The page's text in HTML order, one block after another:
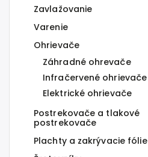
Zavlažovanie
Varenie
Ohrievače
Záhradné ohrevače
Infračervené ohrievače
Elektrické ohrievače
Postrekovače a tlakové
postrekovače
Plachty a zakrývacie fólie